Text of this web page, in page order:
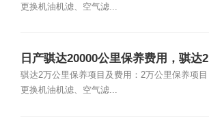
更换机油机滤、空气滤...
日产骐达20000公里保养费用，骐达2
万公里保养项目
骐达2万公里保养项目及费用：2万公里保养项目
更换机油机滤、空气滤...